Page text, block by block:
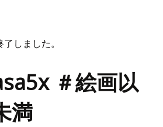
しました。
＃絵画以
満